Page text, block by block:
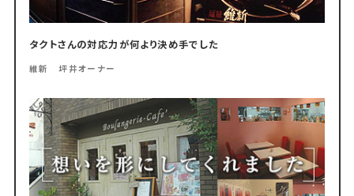
タクトさんの対応力が何より決め手でした
維新 坪井オーナー